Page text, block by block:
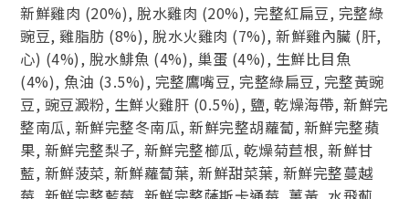
新鮮雞肉 (20%), 脫水雞肉 (20%), 完整紅扁豆, 完整綠
豌豆, 雞脂肪 (8%), 脫水火雞肉 (7%), 新鮮雞內臟 (肝,
心) (4%), 脫水鯡魚 (4%), 巢蛋 (4%), 生鮮比目魚
(4%), 魚油 (3.5%), 完整鷹嘴豆, 完整綠扁豆, 完整黃豌
豆, 豌豆澱粉, 生鮮火雞肝 (0.5%), 鹽, 乾燥海帶, 新鮮完
整南瓜, 新鮮完整冬南瓜, 新鮮完整胡蘿蔔, 新鮮完整蘋
果, 新鮮完整梨子, 新鮮完整櫛瓜, 乾燥菊苣根, 新鮮甘
藍, 新鮮菠菜, 新鮮蘿蔔葉, 新鮮甜菜葉, 新鮮完整蔓越